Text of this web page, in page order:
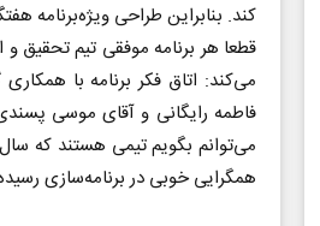
کند. بنابراین طراحی ویژه‌برنامه
قطعا هر برنامه موفقی تیم تحقیق
می‌کند: اتاق فکر برنامه با
فاطمه رایگانی و آقای موسی
می‌توانم بگویم تیمی هستند که
همگرایی خوبی در برنامه‌سازی